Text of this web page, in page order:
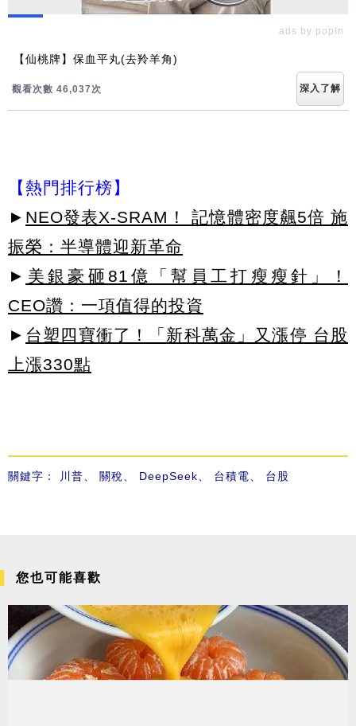
ads by popIn
【仙桃牌】保血平丸(去羚羊角)
觀看次數 46,044次 深入了解
【熱門排行榜】
► NEO發表X-SRAM！ 記憶體密度飆5倍 施
振榮：半導體迎新革命
► 美銀豪砸81億「幫員工打瘦瘦針」！
CEO讚：一項值得的投資
► 台塑四寶衝了！「新科萬金」又漲停 台股
上漲330點
關鍵字： 川普、 關稅、 DeepSeek、 台積電、 台股
您也可能喜歡